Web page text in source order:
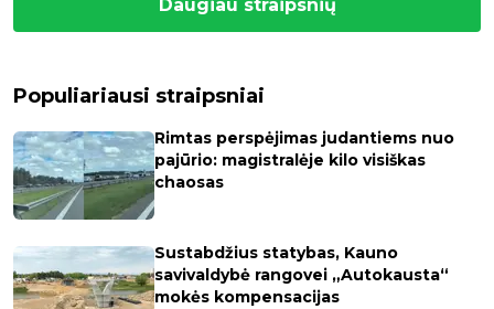
Daugiau straipsnių
Populiariausi straipsniai
Rimtas perspėjimas judantiems nuo
pajūrio: magistralėje kilo visiškas
chaosas
Sustabdžius statybas, Kauno
savivaldybė rangovei „Autokausta“
mokės kompensacijas